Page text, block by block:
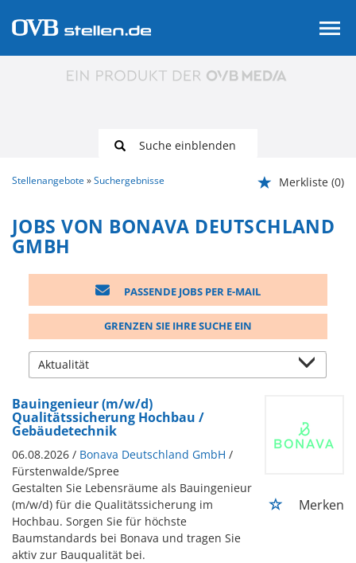
Suche einblenden
Stellenangebote Suchergebnisse Merkliste (0)
JOBS VON BONAVA DEUTSCHLAND
GMBH
PASSENDE JOBS PER E-MAIL
GRENZEN SIE IHRE SUCHE EIN
Bauingenieur (m/w/d)
Qualitätssicherung Hochbau /
Gebäudetechnik
06.08.2026 / Bonava Deutschland GmbH /
Fürstenwalde/Spree
Gestalten Sie Lebensräume als Bauingenieur
(m/w/d) für die Qualitätssicherung im
Hochbau. Sorgen Sie für höchste
Baumstandards bei Bonava und tragen Sie
aktiv zur Bauqualität bei.
Merken